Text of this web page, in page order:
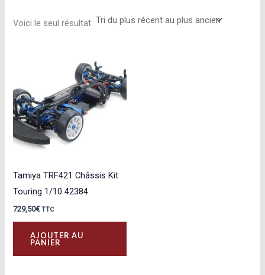
Voici le seul résultat
Tamiya TRF421 Châssis Kit
Touring 1/10 42384
729,50€ TTC
AJOUTER AU
PANIER